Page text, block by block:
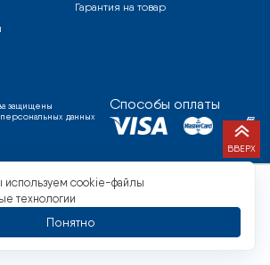
Гарантия на товар
защищены
данных
Способы оплаты
ВВЕРХ
используем cookie-файлы
технологии
Понятно